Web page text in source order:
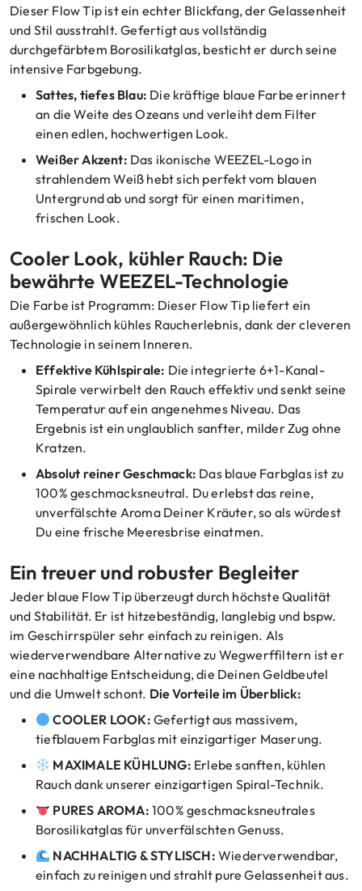
Dieser Flow Tip ist ein echter Blickfang, der Gelassenheit
und Stil ausstrahlt. Gefertigt aus vollständig
durchgefärbtem Borosilikatglas, besticht er durch seine
intensive Farbgebung.
Sattes, tiefes Blau: Die kräftige blaue Farbe erinnert
an die Weite des Ozeans und verleiht dem Filter
einen edlen, hochwertigen Look.
Weißer Akzent: Das ikonische WEEZEL-Logo in
strahlendem Weiß hebt sich perfekt vom blauen
Untergrund ab und sorgt für einen maritimen,
frischen Look.
Cooler Look, kühler Rauch: Die
bewährte WEEZEL-Technologie
Die Farbe ist Programm: Dieser Flow Tip liefert ein
außergewöhnlich kühles Raucherlebnis, dank der cleveren
Technologie in seinem Inneren.
Effektive Kühlspirale: Die integrierte 6+1-Kanal-
Spirale verwirbelt den Rauch effektiv und senkt seine
Temperatur auf ein angenehmes Niveau. Das
Ergebnis ist ein unglaublich sanfter, milder Zug ohne
Kratzen.
Absolut reiner Geschmack: Das blaue Farbglas ist zu
100% geschmacksneutral. Du erlebst das reine,
unverfälschte Aroma Deiner Kräuter, so als würdest
Du eine frische Meeresbrise einatmen.
Ein treuer und robuster Begleiter
Jeder blaue Flow Tip überzeugt durch höchste Qualität
und Stabilität. Er ist hitzebeständig, langlebig und bspw.
im Geschirrspüler sehr einfach zu reinigen. Als
wiederverwendbare Alternative zu Wegwerffiltern ist er
eine nachhaltige Entscheidung, die Deinen Geldbeutel
und die Umwelt schont. Die Vorteile im Überblick:
COOLER LOOK: Gefertigt aus massivem,
tiefblauem Farbglas mit einzigartiger Maserung.
MAXIMALE KÜHLUNG: Erlebe sanften, kühlen
Rauch dank unserer einzigartigen Spiral-Technik.
PURES AROMA: 100% geschmacksneutrales
Borosilikatglas für unverfälschten Genuss.
NACHHALTIG & STYLISCH: Wiederverwendbar,
einfach zu reinigen und strahlt pure Gelassenheit aus.